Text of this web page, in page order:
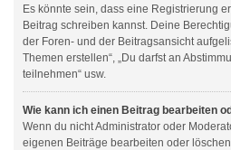
Es könnte sein, dass eine Registrierung
Beitrag schreiben kannst. Deine
der Foren- und der Beitragsansicht
Themen erstellen“, „Du darfst an
teilnehmen“ usw.
Wie kann ich einen Beitrag bearbeiten
Wenn du nicht Administrator oder
eigenen Beiträge bearbeiten oder